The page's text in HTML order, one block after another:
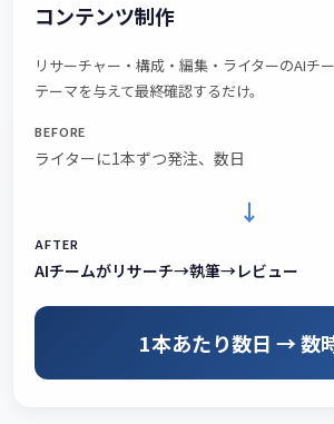
コンテンツ制作
リサーチャー・構成・編集・ライターのAIチ
テーマを与えて最終確認するだけ。
BEFORE
ライターに1本ずつ発注、数日
→
AFTER
AIチームがリサーチ→執筆→レビュー
1本あたり数日 → 数